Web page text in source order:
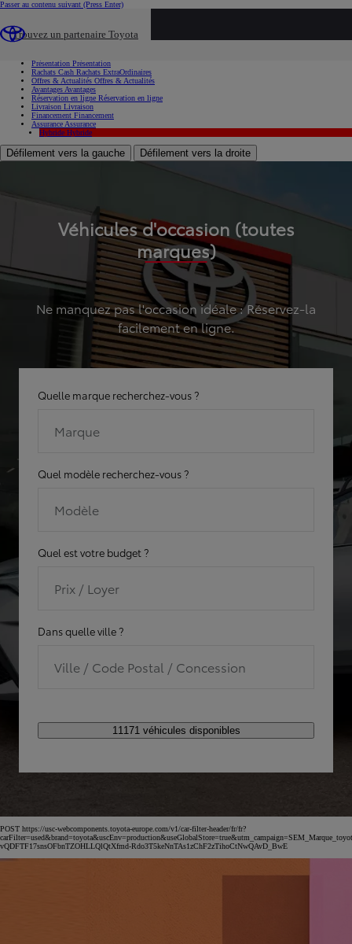
Passer au contenu suivant (Press Enter)
Trouvez un partenaire Toyota
Présentation Présentation
Rachats Cash Rachats ExtraOrdinaires
Offres & Actualités Offres & Actualités
Avantages Avantages
Réservation en ligne Réservation en ligne
Livraison Livraison
Financement Financement
Assurance Assurance
Hybride Hybride
Défilement vers la gauche Défilement vers la droite
Véhicules d'occasion (toutes
marques)
Ne manquez pas l'occasion idéale : Réservez-la
facilement en ligne.
Quelle marque recherchez-vous ?
Marque
Quel modèle recherchez-vous ?
Modèle
Quel est votre budget ?
Prix / Loyer
Dans quelle ville ?
Ville / Code Postal / Concession
11171 véhicules disponibles
POST https://usc-webcomponents.toyota-europe.com/v1/car-filter-header/fr/fr?
vQDFTF17snsOFbnTZOHLLQlQtXfmd-Rdo3T5keNnTAs1zChF2zTihoCtNwQAvD_BwE